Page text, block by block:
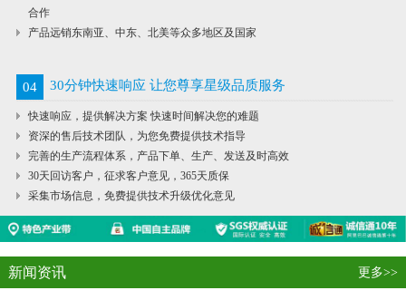
合作
产品远销东南亚、中东、北美等众多地区及国家
04 30分钟快速响应 让您尊享星级品质服务
快速响应，提供解决方案 快速时间解决您的难题
资深的售后技术团队，为您免费提供技术指导
完善的生产流程体系，产品下单、生产、发送及时高效
30天回访客户，征求客户意见，365天质保
采集市场信息，免费提供技术升级优化意见
新闻资讯 更多>>